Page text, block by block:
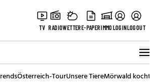
TV RADIOWETTERE-PAPERIMMOLOGINLOGOUT
Österreich-TourUnsere TiereMörwald kocht